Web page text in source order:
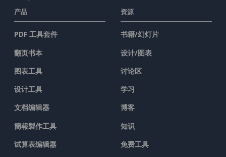
产品
PDF 工具套件
翻页书本
图表工具
设计工具
文档编辑器
簡報製作工具
试算表编辑器
资源
书籍/幻灯片
设计/图表
讨论区
学习
博客
知识
免费工具